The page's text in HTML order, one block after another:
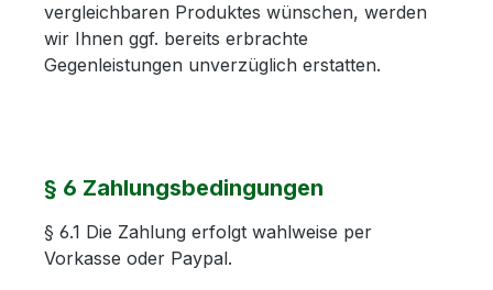
vergleichbaren Produktes wünschen, werden
wir Ihnen ggf. bereits erbrachte
Gegenleistungen unverzüglich erstatten.
§ 6 Zahlungsbedingungen
§ 6.1 Die Zahlung erfolgt wahlweise per
Vorkasse oder Paypal.